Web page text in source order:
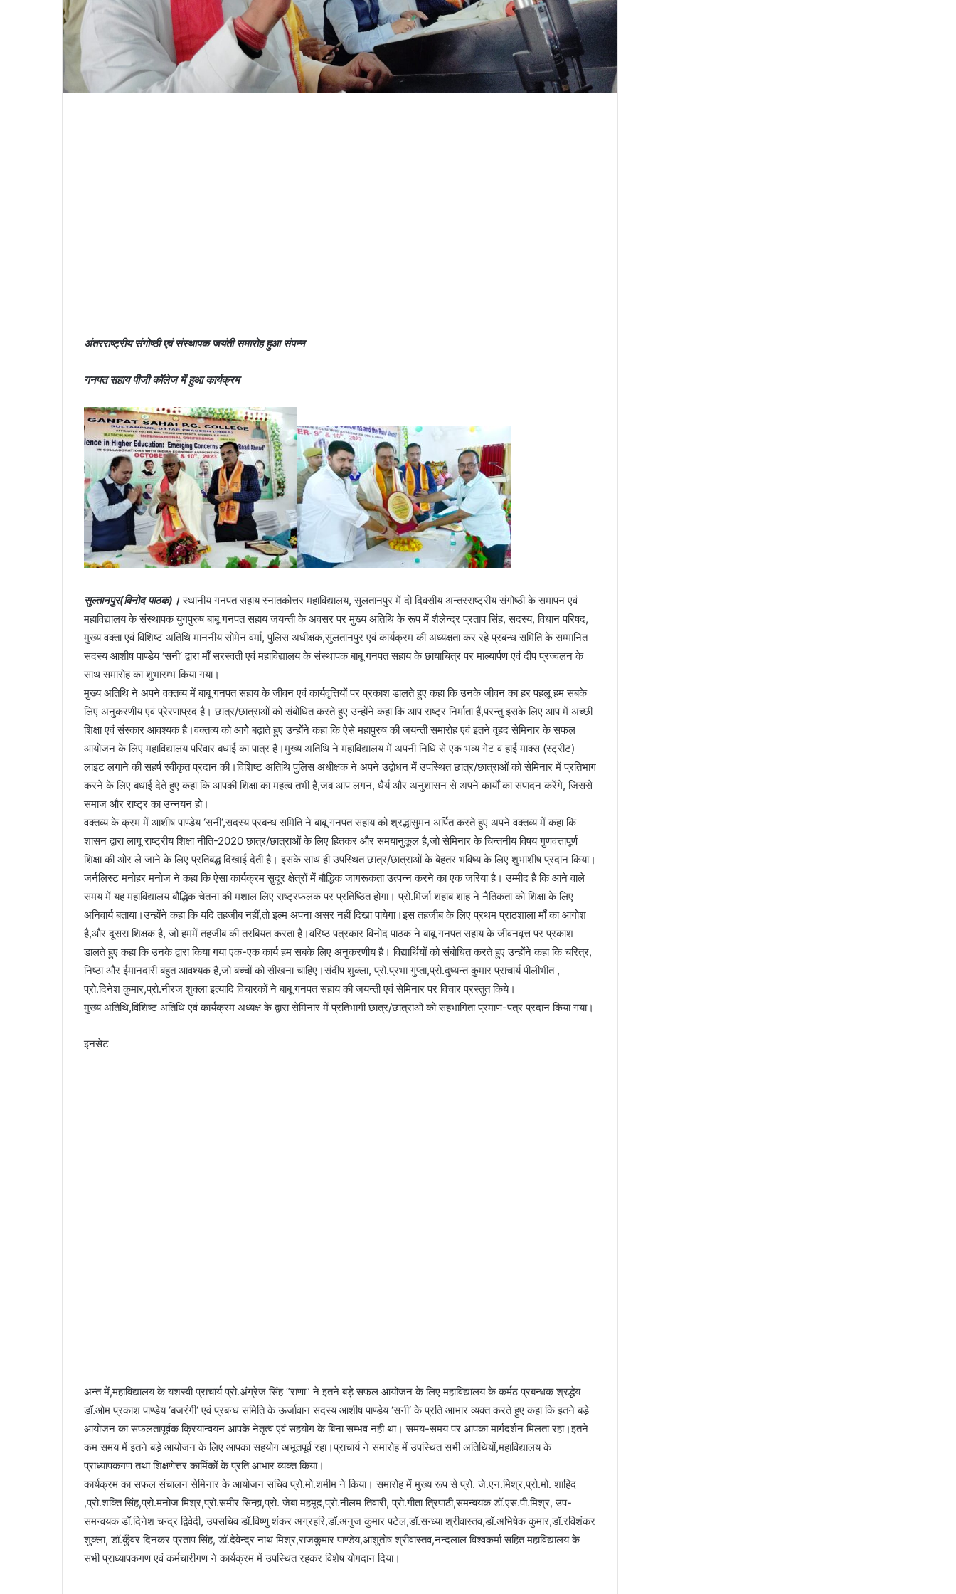
अंतरराष्ट्रीय संगोष्ठी एवं संस्थापक जयंती समारोह हुआ संपन्न
गनपत सहाय पीजी कॉलेज में हुआ कार्यक्रम
सुल्तानपुर(विनोद पाठक)। स्थानीय गनपत सहाय स्नातकोत्तर महाविद्यालय, सुलतानपुर में दो दिवसीय अन्तरराष्ट्रीय संगोष्ठी के समापन एवं
महाविद्यालय के संस्थापक युगपुरुष बाबू गनपत सहाय जयन्ती के अवसर पर मुख्य अतिथि के रूप में शैलेन्द्र प्रताप सिंह, सदस्य, विधान परिषद,
मुख्य वक्ता एवं विशिष्ट अतिथि माननीय सोमेन वर्मा, पुलिस अधीक्षक,सुलतानपुर एवं कार्यक्रम की अध्यक्षता कर रहे प्रबन्ध समिति के सम्मानित
सदस्य आशीष पाण्डेय ‘सनी‘ द्वारा माँ सरस्वती एवं महाविद्यालय के संस्थापक बाबू गनपत सहाय के छायाचित्र पर माल्यार्पण एवं दीप प्रज्वलन के
साथ समारोह का शुभारम्भ किया गया।
मुख्य अतिथि ने अपने वक्तव्य में बाबू गनपत सहाय के जीवन एवं कार्यवृत्तियों पर प्रकाश डालते हुए कहा कि उनके जीवन का हर पहलू हम सबके
लिए अनुकरणीय एवं प्रेरणाप्रद है। छात्र/छात्राओं को संबोधित करते हुए उन्होंने कहा कि आप राष्ट्र निर्माता हैं,परन्तु इसके लिए आप में अच्छी
शिक्षा एवं संस्कार आवश्यक है।वक्तव्य को आगेे बढ़ाते हुए उन्होंने कहा कि ऐसे महापुरुष की जयन्ती समारोह एवं इतने वृहद सेमिनार के सफल
आयोजन के लिए महाविद्यालय परिवार बधाई का पात्र है।मुख्य अतिथि ने महाविद्यालय में अपनी निधि से एक भव्य गेट व हाई माक्स (स्ट्रीट)
लाइट लगाने की सहर्ष स्वीकृत प्रदान की।विशिष्ट अतिथि पुलिस अधीक्षक ने अपने उद्बोधन में उपस्थित छात्र/छात्राओं को सेमिनार में प्रतिभाग
करने के लिए बधाई देते हुए कहा कि आपकी शिक्षा का महत्व तभी है,जब आप लगन, धैर्य और अनुशासन से अपने कार्यों का संपादन करेंगे, जिससे
समाज और राष्ट्र का उन्नयन हो।
वक्तव्य के क्रम में आशीष पाण्डेय ‘सनी‘,सदस्य प्रबन्ध समिति ने बाबू गनपत सहाय को श्रद्धासुमन अर्पित करते हुए अपने वक्तव्य में कहा कि
शासन द्वारा लागू राष्ट्रीय शिक्षा नीति-2020 छात्र/छात्राओं के लिए हितकर और समयानुकूल है,जो सेमिनार के चिन्तनीय विषय गुणवत्तापूर्ण
शिक्षा की ओर ले जाने के लिए प्रतिबद्ध दिखाई देती है। इसके साथ ही उपस्थित छात्र/छात्राओं के बेहतर भविष्य के लिए शुभाशीष प्रदान किया।
जर्नलिस्ट मनोहर मनोज ने कहा कि ऐसा कार्यक्रम सुदूर क्षेत्रों में बौद्धिक जागरूकता उत्पन्न करने का एक जरिया है। उम्मीद है कि आने वाले
समय में यह महाविद्यालय बौद्धिक चेतना की मशाल लिए राष्ट्रफलक पर प्रतिष्ठित होगा। प्रो.मिर्जा शहाब शाह ने नैतिकता को शिक्षा के लिए
अनिवार्य बताया।उन्होंने कहा कि यदि तहजीब नहीं,तो इल्म अपना असर नहीं दिखा पायेगा।इस तहजीब के लिए प्रथम प्राठशाला माँ का आगोश
है,और दूसरा शिक्षक है, जो हममें तहजीब की तरबियत करता है।वरिष्ठ पत्रकार विनोद पाठक ने बाबू गनपत सहाय के जीवनवृत्त पर प्रकाश
डालते हुए कहा कि उनके द्वारा किया गया एक-एक कार्य हम सबके लिए अनुकरणीय है। विद्यार्थियों को संबोधित करते हुए उन्होंने कहा कि चरित्र,
निष्ठा और ईमानदारी बहुत आवश्यक है,जो बच्चों को सीखना चाहिए।संदीप शुक्ला, प्रो.प्रभा गुप्ता,प्रो.दुष्यन्त कुमार प्राचार्य पीलीभीत ,
प्रो.दिनेश कुमार,प्रो.नीरज शुक्ला इत्यादि विचारकों ने बाबू गनपत सहाय की जयन्ती एवं सेमिनार पर विचार प्रस्तुत किये।
मुख्य अतिथि,विशिष्ट अतिथि एवं कार्यक्रम अध्यक्ष के द्वारा सेमिनार में प्रतिभागी छात्र/छात्राओं को सहभागिता प्रमाण-पत्र प्रदान किया गया।
इनसेट
अन्त में,महाविद्यालय के यशस्वी प्राचार्य प्रो.अंग्रेज सिंह “राणा” ने इतने बड़े सफल आयोजन के लिए महाविद्यालय के कर्मठ प्रबन्धक श्रद्धेय
डॉ.ओम प्रकाश पाण्डेय ‘बजरंगी‘ एवं प्रबन्ध समिति के ऊर्जावान सदस्य आशीष पाण्डेय ‘सनी‘ के प्रति आभार व्यक्त करते हुए कहा कि इतने बडे़
आयोजन का सफलतापूर्वक क्रियान्वयन आपके नेतृत्व एवं सहयोग के बिना सम्भव नही था। समय-समय पर आपका मार्गदर्शन मिलता रहा।इतने
कम समय में इतने बडे़ आयोजन के लिए आपका सहयोग अभूतपूर्व रहा।प्राचार्य ने समारोह में उपस्थित सभी अतिथियों,महाविद्यालय के
प्राध्यापकगण तथा शिक्षणेत्तर कार्मिकों के प्रति आभार व्यक्त किया।
कार्यक्रम का सफल संचालन सेमिनार के आयोजन सचिव प्रो.मो.शमीम ने किया। समारोह में मुख्य रूप से प्रो. जे.एन.मिश्र,प्रो.मो. शाहिद
,प्रो.शक्ति सिंह,प्रो.मनोज मिश्र,प्रो.समीर सिन्हा,प्रो. जेबा महमूद,प्रो.नीलम तिवारी, प्रो.गीता त्रिपाठी,समन्वयक डॉ.एस.पी.मिश्र, उप-
समन्वयक डॉ.दिनेश चन्द्र द्विवेदी, उपसचिव डॉ.विष्णु शंकर अग्रहरि,डॉ.अनुज कुमार पटेल,डॉ.सन्ध्या श्रीवास्तव,डॉ.अभिषेक कुमार,डॉ.रविशंकर
शुक्ला, डॉ.कुँवर दिनकर प्रताप सिंह, डॉ.देवेन्द्र नाथ मिश्र,राजकुमार पाण्डेय,आशुतोष श्रीवास्तव,नन्दलाल विश्वकर्मा सहित महाविद्यालय के
सभी प्राध्यापकगण एवं कर्मचारीगण ने कार्यक्रम में उपस्थित रहकर विशेष योगदान दिया।